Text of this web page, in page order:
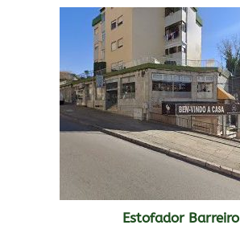
Estofador Barreiro